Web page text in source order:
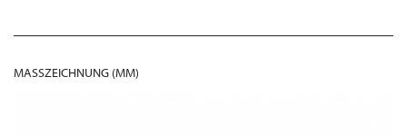
MASSZEICHNUNG (MM)